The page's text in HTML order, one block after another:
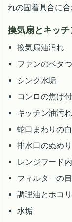
れの固着具合に合
換気扇とキッ
換気扇油汚れ
ファンのベタ
シンク水垢
コンロの焦げ
キッチン油汚れ
蛇口まわりの
排水口のぬめり
レンジフード
フィルターの
調理油とホコ
水垢